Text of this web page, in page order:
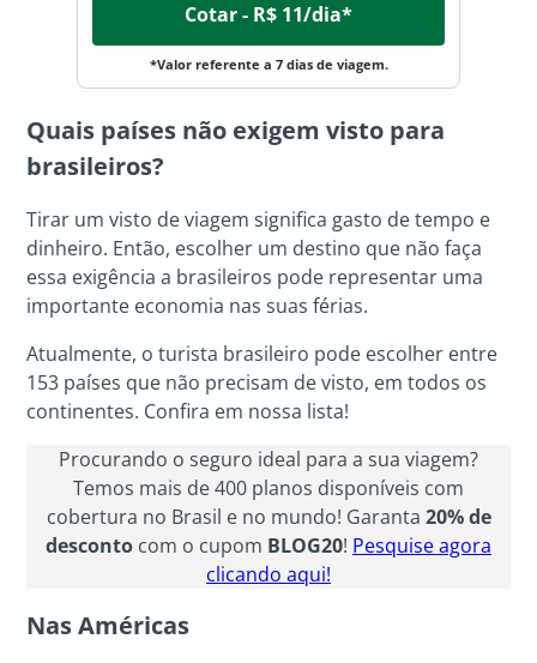
Cotar - R$ 11/dia*
*Valor referente a 7 dias de viagem.
Quais países não exigem visto para
brasileiros?
Tirar um visto de viagem significa gasto de tempo e
dinheiro. Então, escolher um destino que não faça
essa exigência a brasileiros pode representar uma
importante economia nas suas férias.
Atualmente, o turista brasileiro pode escolher entre
153 países que não precisam de visto, em todos os
continentes. Confira em nossa lista!
Procurando o seguro ideal para a sua viagem?
Temos mais de 400 planos disponíveis com
cobertura no Brasil e no mundo! Garanta 20% de
desconto com o cupom BLOG20! Pesquise agora
clicando aqui!
Nas Américas